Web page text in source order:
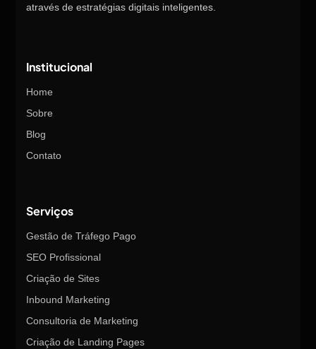
através de estratégias digitais inteligentes.
Institucional
Home
Sobre
Blog
Contato
Serviços
Gestão de Tráfego Pago
SEO Profissional
Criação de Sites
Inbound Marketing
Consultoria de Marketing
Criação de Landing Pages